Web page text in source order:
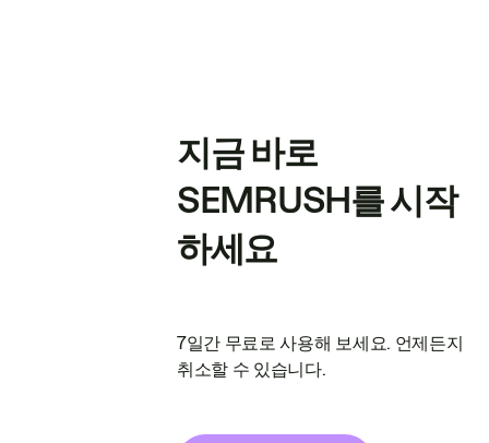
지금 바로
SEMRUSH를 시작
하세요
7일간 무료로 사용해 보세요. 언제든지
취소할 수 있습니다.